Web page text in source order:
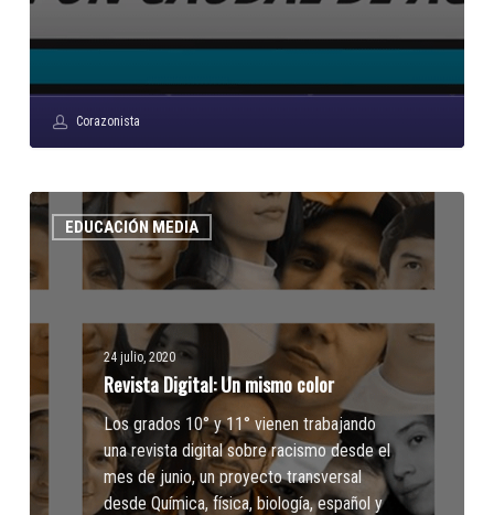
Corazonista
EDUCACIÓN MEDIA
Revista
Digital:
Un
mismo
24 julio, 2020
Revista Digital: Un mismo color
Los grados 10° y 11° vienen trabajando
una revista digital sobre racismo desde el
mes de junio, un proyecto transversal
desde Química, física, biología, español y